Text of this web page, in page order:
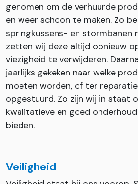
genomen om de verhuurde
en weer schoon te maken. Zo
springkussens- en stormbanen
zetten wij deze altijd opnieuw
viezigheid te verwijderen.
jaarlijks gekeken naar welke
moeten worden, of ter
opgestuurd. Zo zijn wij in staat
kwalitatieve en goed
bieden.
Veiligheid